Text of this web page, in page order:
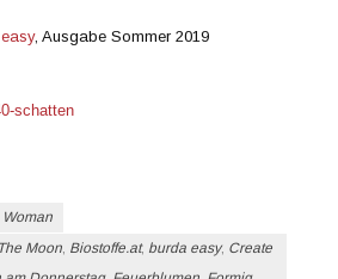
, Ausgabe Sommer 2019
Woman
Moon, Biostoffe.at, burda easy, Create